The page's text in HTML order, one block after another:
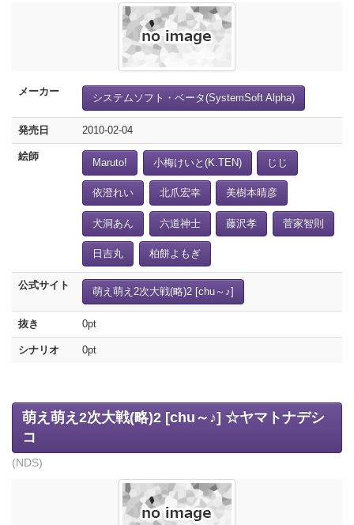
メーカー
システムソフト・ベータ(SystemSoft Alpha)
発売日 2010-02-04
絵師
Maruto! 小梅けいと(K.TEN) じじ
依澄れい 北爪宏幸 美樹本晴彦
犬洞あん 六道神士 藤沢孝 菅家智則
日吉丸 柏餅よもぎ
公式サイト
萌え萌え2次大戦(略)2 [chu～♪]
抜き 0pt
シナリオ 0pt
萌え萌え2次大戦(略)2 [chu～♪] ☆ヤマトナデシ
コ
(NDS)